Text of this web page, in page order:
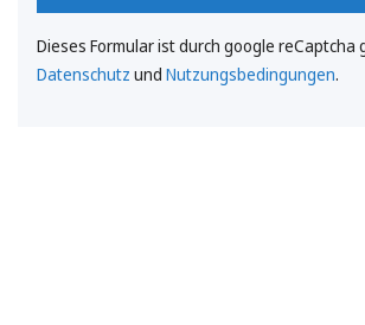
Dieses Formular ist durch google reCaptcha
Datenschutz und Nutzungsbedingungen.